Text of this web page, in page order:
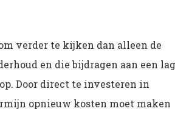
verder te kijken dan alleen de
en die bijdragen aan een
Door direct te investeren in
opnieuw kosten moet maken